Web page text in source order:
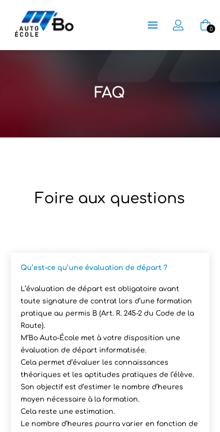
0
FAQ
Foire aux questions
Qu’est-ce qu’une évaluation de départ ?
L’évaluation de départ est obligatoire avant
toute signature de contrat lors d’une formation
pratique au permis B (Art. R. 245-2 du Code de la
Route).
M’Bo Auto-École met à votre disposition une
évaluation de départ informatisée.
Cela permet d’évaluer les connaissances
théoriques et les aptitudes pratiques de l’élève.
Son objectif est d’estimer le nombre d’heures
moyen nécessaire à la formation.
Cela reste une estimation.
Le nombre d’heures pourra varier en fonction de